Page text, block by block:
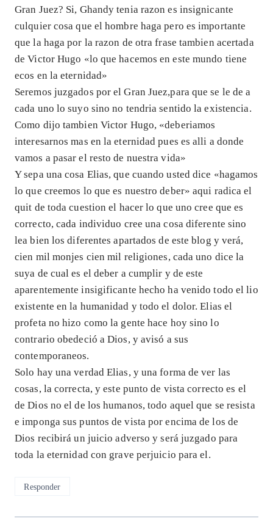
Gran Juez? Si, Ghandy tenia razon es insignicante
culquier cosa que el hombre haga pero es importante
que la haga por la razon de otra frase tambien acertada
de Victor Hugo «lo que hacemos en este mundo tiene
ecos en la eternidad»
Seremos juzgados por el Gran Juez,para que se le de a
cada uno lo suyo sino no tendria sentido la existencia.
Como dijo tambien Victor Hugo, «deberiamos
interesarnos mas en la eternidad pues es alli a donde
vamos a pasar el resto de nuestra vida»
Y sepa una cosa Elias, que cuando usted dice «hagamos
lo que creemos lo que es nuestro deber» aqui radica el
quit de toda cuestion el hacer lo que uno cree que es
correcto, cada individuo cree una cosa diferente sino
lea bien los diferentes apartados de este blog y verá,
cien mil monjes cien mil religiones, cada uno dice la
suya de cual es el deber a cumplir y de este
aparentemente insigificante hecho ha venido todo el lio
existente en la humanidad y todo el dolor. Elias el
profeta no hizo como la gente hace hoy sino lo
contrario obedeció a Dios, y avisó a sus
contemporaneos.
Solo hay una verdad Elias, y una forma de ver las
cosas, la correcta, y este punto de vista correcto es el
de Dios no el de los humanos, todo aquel que se resista
e imponga sus puntos de vista por encima de los de
Dios recibirá un juicio adverso y será juzgado para
toda la eternidad con grave perjuicio para el.
Responder